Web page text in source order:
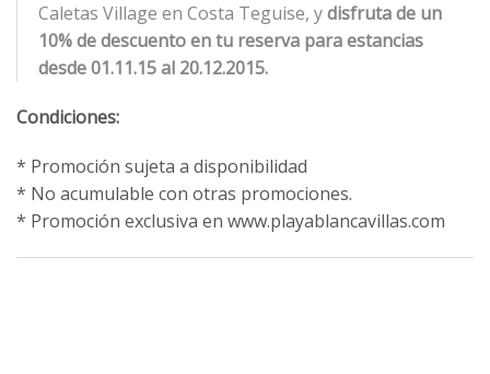
Caletas Village en Costa Teguise, ydisfruta de un
10% de descuento en tu reserva para estancias
desde 01.11.15 al 20.12.2015.
Condiciones:
* Promoción sujeta a disponibilidad
* No acumulable con otras promociones.
* Promoción exclusiva en www.playablancavillas.com